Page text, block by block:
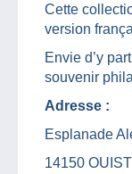
Cette
version
Envie d’y
souvenir
Adresse :
Esplanade
14150